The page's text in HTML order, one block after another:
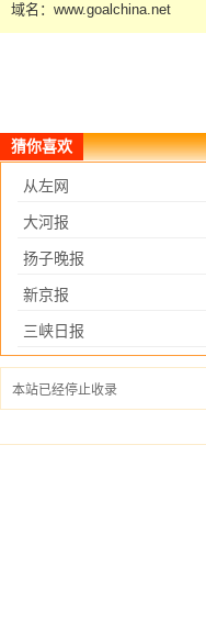
域名：www.goalchina.net
猜你喜欢
从左网
大河报
扬子晚报
新京报
三峡日报
本站已经停止收录